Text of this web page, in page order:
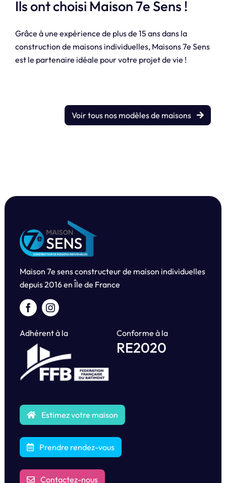
Ils ont choisi Maison 7e Sens !
Grâce à une expérience de plus de 15 ans dans la
construction de maisons individuelles, Maisons 7e Sens
est le partenaire idéale pour votre projet de vie !
Voir tous nos modèles de maisons
Maison 7e sens constructeur de maison individuelles
depuis2016 en Île de France
Adhérent à la Conforme à la
RE2020
Estimez votre maison
Prendre rendez-vous
Contactez-nous